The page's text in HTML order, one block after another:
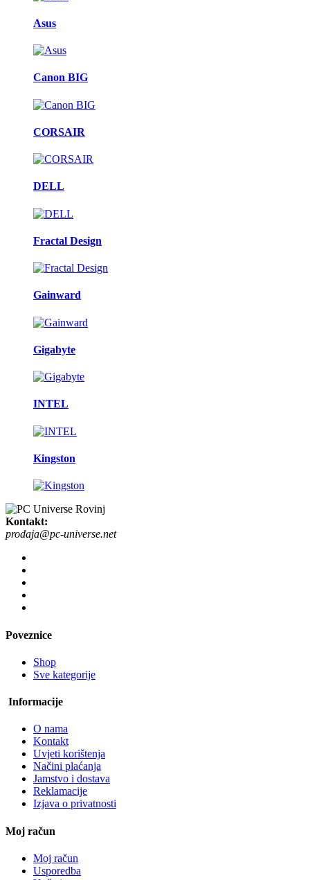
Asus
Canon BIG
CORSAIR
DELL
Fractal Design
Gainward
Gigabyte
INTEL
Kingston
Kontakt:
prodaja@pc-universe.net
Poveznice
Shop
Sve kategorije
Informacije
O nama
Kontakt
Uvjeti korištenja
Načini plaćanja
Jamstvo i dostava
Reklamacije
Izjava o privatnosti
Moj račun
Moj račun
Usporedba